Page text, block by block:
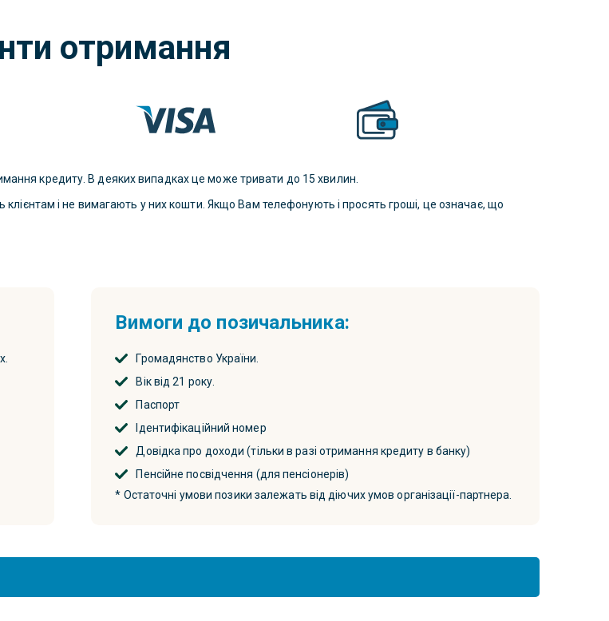
отримання
кредиту. В деяких випадках це може тривати до 15 хвилин.
і не вимагають у них кошти. Якщо Вам телефонують і просять гроші, це означає, що
Вимоги до позичальника:
Громадянство України.
Вік від 21 року.
Паспорт
Ідентифікаційний номер
Довідка про доходи (тільки в разі отримання кредиту в банку)
Пенсійне посвідчення (для пенсіонерів)
* Остаточні умови позики залежать від діючих умов організації-партнера.